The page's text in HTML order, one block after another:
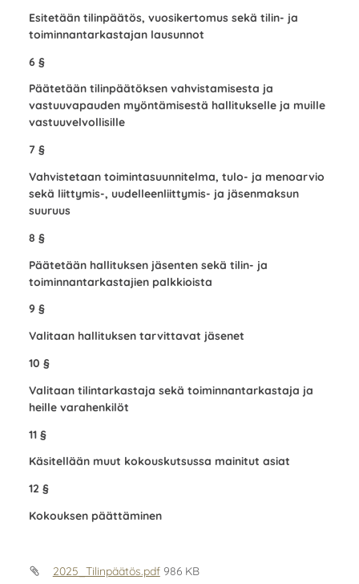
Esitetään tilinpäätös, vuosikertomus sekä tilin- ja
toiminnantarkastajan lausunnot
6 §
Päätetään tilinpäätöksen vahvistamisesta ja
vastuuvapauden myöntämisestä hallitukselle ja muille
vastuuvelvollisille
7 §
Vahvistetaan toimintasuunnitelma, tulo- ja menoarvio
sekä liittymis-, uudelleenliittymis- ja jäsenmaksun
suuruus
8 §
Päätetään hallituksen jäsenten sekä tilin- ja
toiminnantarkastajien palkkioista
9 §
Valitaan hallituksen tarvittavat jäsenet
10 §
Valitaan tilintarkastaja sekä toiminnantarkastaja ja
heille varahenkilöt
11 §
Käsitellään muut kokouskutsussa mainitut asiat
12 §
Kokouksen päättäminen
2025_Tilinpäätös.pdf 986 KB